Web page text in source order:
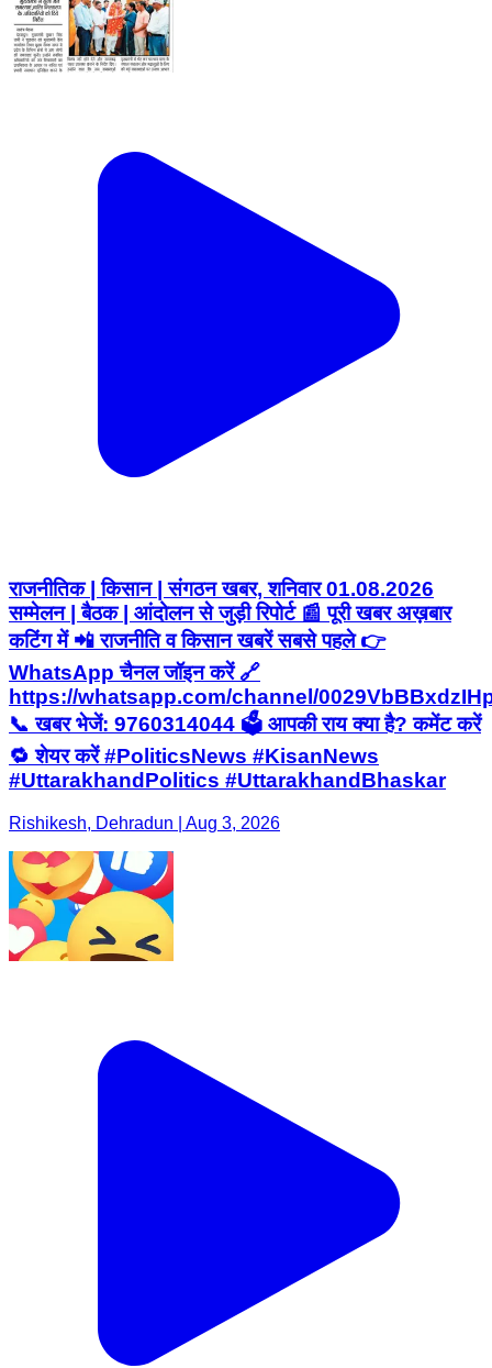
राजनीतिक | किसान | संगठन खबर, शनिवार 01.08.2026
सम्मेलन | बैठक | आंदोलन से जुड़ी रिपोर्ट 📰 पूरी खबर अख़बार
कटिंग में 📲 राजनीति व किसान खबरें सबसे पहले 👉
WhatsApp चैनल जॉइन करें 🔗
https://whatsapp.com/channel/
📞 खबर भेजें: 9760314044 🗳️ आपकी राय क्या है? कमेंट करें
🔁 शेयर करें #PoliticsNews #KisanNews
#UttarakhandPolitics #UttarakhandBhaskar
Rishikesh, Dehradun | Aug 3, 2026